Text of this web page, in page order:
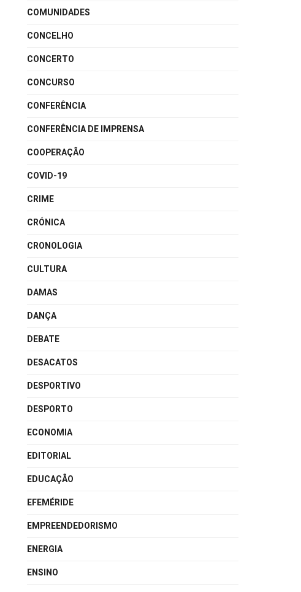
COMUNIDADES
CONCELHO
CONCERTO
CONCURSO
CONFERÊNCIA
CONFERÊNCIA DE IMPRENSA
COOPERAÇÃO
COVID-19
CRIME
CRÓNICA
CRONOLOGIA
CULTURA
DAMAS
DANÇA
DEBATE
DESACATOS
DESPORTIVO
DESPORTO
ECONOMIA
EDITORIAL
EDUCAÇÃO
EFEMÉRIDE
EMPREENDEDORISMO
ENERGIA
ENSINO